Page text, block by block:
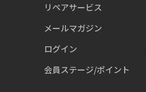
リペアサービス
メールマガジン
ログイン
会員ステージ/ポイント